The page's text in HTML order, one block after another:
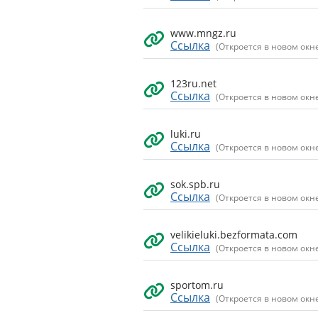
www.mngz.ru
Ссылка (Откроется в новом
123ru.net
Ссылка (Откроется в новом
luki.ru
Ссылка (Откроется в новом
sok.spb.ru
Ссылка (Откроется в новом
velikieluki.bezformata.com
Ссылка (Откроется в новом
sportom.ru
Ссылка (Откроется в новом